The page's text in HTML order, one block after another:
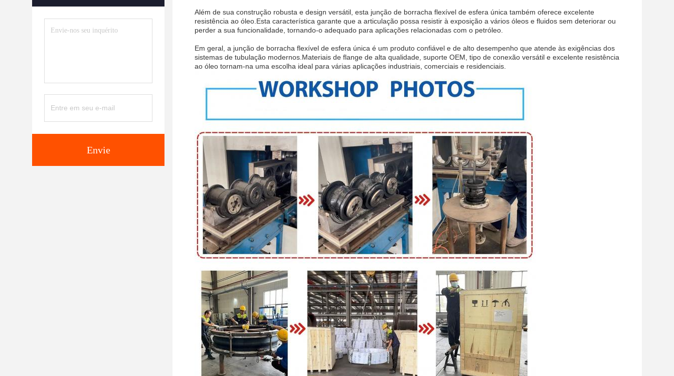
Envie
Além de sua construção robusta e design versátil, esta junção de borracha flexível de esfera única também oferece excelente
resistência ao óleo.Esta característica garante que a articulação possa resistir à exposição a vários óleos e fluidos sem deteriorar ou
perder a sua funcionalidade, tornando-o adequado para aplicações relacionadas com o petróleo.
Em geral, a junção de borracha flexível de esfera única é um produto confiável e de alto desempenho que atende às exigências dos
sistemas de tubulação modernos.Materiais de flange de alta qualidade, suporte OEM, tipo de conexão versátil e excelente resistência
ao óleo tornam-na uma escolha ideal para várias aplicações industriais, comerciais e residenciais.